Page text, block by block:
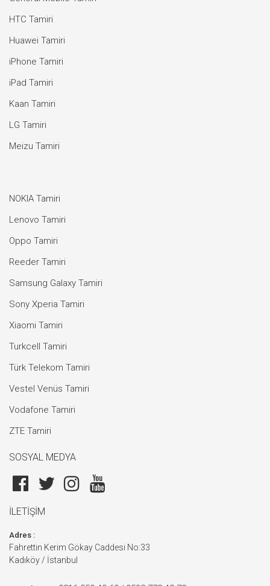
HTC Tamiri
Huawei Tamiri
iPhone Tamiri
iPad Tamiri
Kaan Tamiri
LG Tamiri
Meizu Tamiri
NOKIA Tamiri
Lenovo Tamiri
Oppo Tamiri
Reeder Tamiri
Samsung Galaxy Tamiri
Sony Xperia Tamiri
Xiaomi Tamiri
Turkcell Tamiri
Türk Telekom Tamiri
Vestel Venüs Tamiri
Vodafone Tamiri
ZTE Tamiri
SOSYAL MEDYA
İLETİŞİM
Adres :
Fahrettin Kerim Gökay Caddesi No:33
Kadıköy / İstanbul